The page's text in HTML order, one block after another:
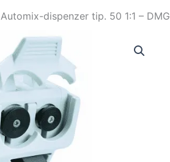
Automix-dispenzer tip. 50 1:1 – DMG